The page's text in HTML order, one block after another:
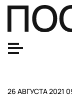
26 АВГУСТА 2021
США и НАТО